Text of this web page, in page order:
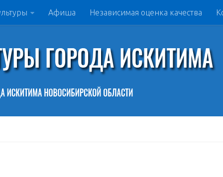
Афиша Независимая оценка качества